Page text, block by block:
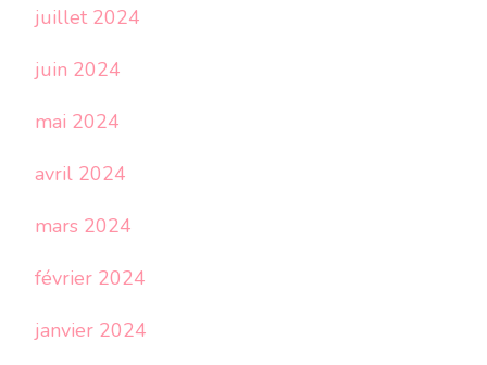
juillet 2024
juin 2024
mai 2024
avril 2024
mars 2024
février 2024
janvier 2024